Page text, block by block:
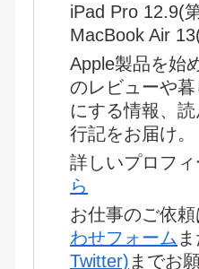
iPad Pro 12.9(
MacBook Air
Apple製品を始
のレビューや
にする情報、
行記をお届け。
詳しいプロフィ
ら
お仕事のご依頼
わせフォーム
Twitter) までお